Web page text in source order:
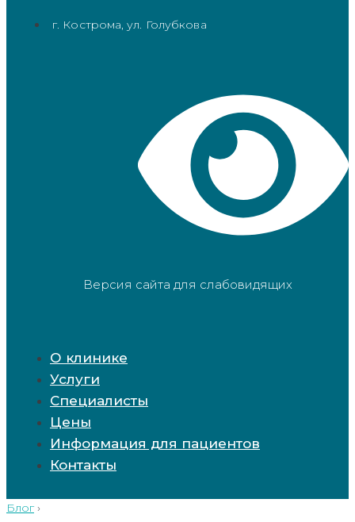
г. Кострома, ул. Голубкова
Версия сайта для слабовидящих
О клинике
Услуги
Специалисты
Цены
Информация для пациентов
Контакты
Блог ›